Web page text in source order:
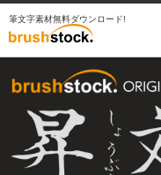
筆文字素材無料ダウンロード!